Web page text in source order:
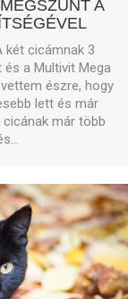
A
cicámnak 3
és a Multivit Mega
észre, hogy
lett és már
már több